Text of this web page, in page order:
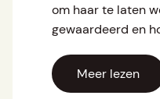
om haar te laten
gewaardeerd en
Meer lezen